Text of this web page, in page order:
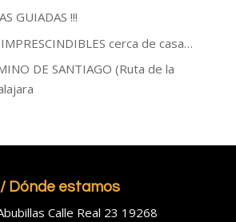
GUIADAS !!!
cerca de casa…
DE SANTIAGO (Ruta de la
Dónde estamos
Calle Real 23 19268